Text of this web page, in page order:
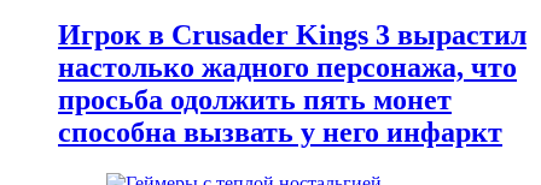
Игрок в Crusader Kings 3 вырастил
настолько жадного персонажа, что
просьба одолжить пять монет
способна вызвать у него инфаркт